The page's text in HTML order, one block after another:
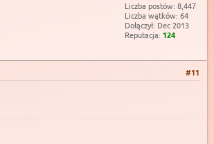
Liczba postów: 8,447
Liczba wątków: 64
Dołączył: Dec 2013
Reputacja: 124
#11